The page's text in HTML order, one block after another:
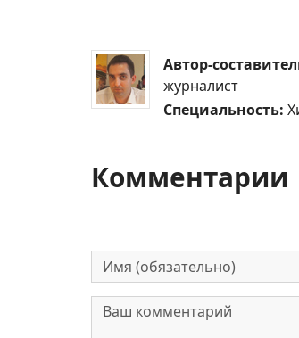
Автор-
журналист
Специальность:
Комментарии